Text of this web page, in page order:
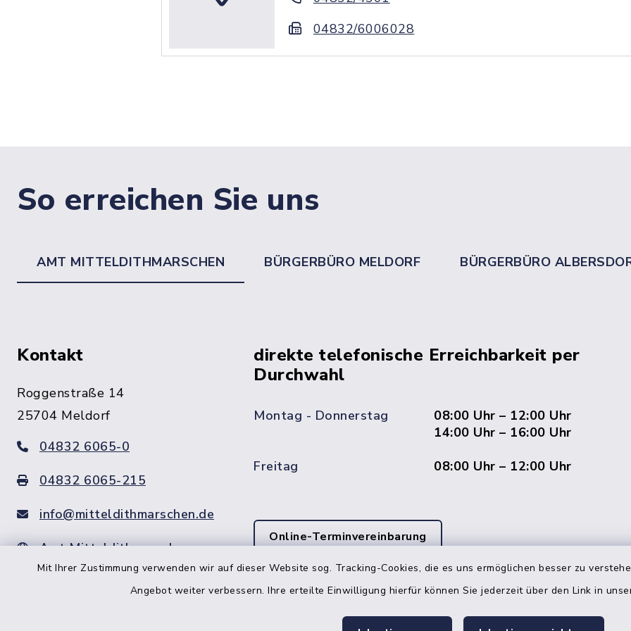
Mit Ihrer Zustimmung verwenden wir auf dieser Website sog. Tracking-Cookies, die es uns ermöglichen besser zu
Angebot weiter verbessern. Ihre erteilte Einwilligung hierfür können Sie jederzeit über den Link in
04832/6006028
So erreichen Sie uns
AMT MITTELDITHMARSCHEN BÜRGERBÜRO MELDORF BÜRGERBÜRO
Kontakt
Roggenstraße 14
25704 Meldorf
04832 6065-0
04832 6065-215
info@mitteldithmarschen.de
Amt Mitteldithmarschen
direkte telefonische Erreichbarkeit per
Durchwahl
Montag - Donnerstag
08:00 Uhr – 12:00 Uhr
14:00 Uhr – 16:00 Uhr
Freitag
08:00 Uhr – 12:00 Uhr
Online-Terminvereinbarung
Haben Sie ein dringendes Anliegen, finden aber online
keinen zeitnahen Termin? Rufen Sie uns gerne unter der